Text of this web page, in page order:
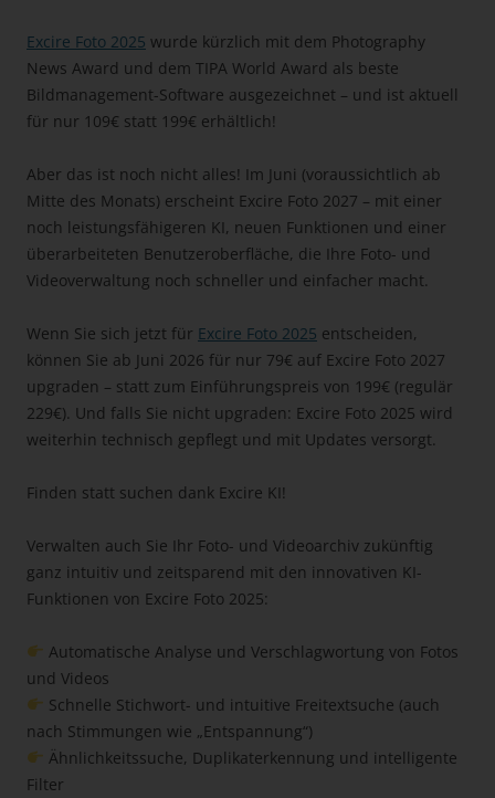
Excire Foto 2025 wurde kürzlich mit dem Photography
News Award und dem TIPA World Award als beste
Bildmanagement-Software ausgezeichnet – und ist aktuell
für nur 109€ statt 199€ erhältlich!
Aber das ist noch nicht alles! Im Juni (voraussichtlich ab
Mitte des Monats) erscheint Excire Foto 2027 – mit einer
noch leistungsfähigeren KI, neuen Funktionen und einer
überarbeiteten Benutzeroberfläche, die Ihre Foto- und
Videoverwaltung noch schneller und einfacher macht.
Wenn Sie sich jetzt für Excire Foto 2025 entscheiden,
können Sie ab Juni 2026 für nur 79€ auf Excire Foto 2027
upgraden – statt zum Einführungspreis von 199€ (regulär
229€). Und falls Sie nicht upgraden: Excire Foto 2025 wird
weiterhin technisch gepflegt und mit Updates versorgt.
Finden statt suchen dank Excire KI!
Verwalten auch Sie Ihr Foto- und Videoarchiv zukünftig
ganz intuitiv und zeitsparend mit den innovativen KI-
Funktionen von Excire Foto 2025:
Automatische Analyse und Verschlagwortung von Fotos
und Videos
Schnelle Stichwort- und intuitive Freitextsuche (auch
nach Stimmungen wie „Entspannung“)
Ähnlichkeitssuche, Duplikaterkennung und intelligente
Filter